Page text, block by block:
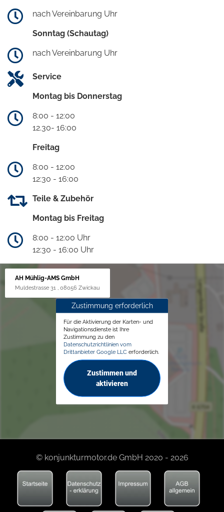
nach Vereinbarung Uhr
Sonntag (Schautag)
nach Vereinbarung Uhr
Service
Montag bis Donnerstag
8:00 - 12:00
12.30- 16:00
Freitag
8:00 - 12:00
12:30 - 16:00
Teile & Zubehör
Montag bis Freitag
8:00 - 12:00 Uhr
12:30 - 16:00 Uhr
AH Mühlig-AMS GmbH
Muldestrasse 31 , 08056 Zwickau
Zustimmung erforderlich
Für die Aktivierung der Karten- und
Navigationsdienste ist Ihre
Zustimmung zu den
Datenschutzrichtlinien vom
Drittanbieter Google LLC erforderlich.
Zustimmen und
aktivieren
© konjunkturmotor.de GmbH 2020 - 2026